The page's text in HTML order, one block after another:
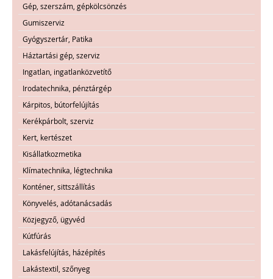
Gép, szerszám, gépkölcsönzés
Gumiszerviz
Gyógyszertár, Patika
Háztartási gép, szerviz
Ingatlan, ingatlanközvetítő
Irodatechnika, pénztárgép
Kárpitos, bútorfelújítás
Kerékpárbolt, szerviz
Kert, kertészet
Kisállatkozmetika
Klímatechnika, légtechnika
Konténer, sittszállítás
Könyvelés, adótanácsadás
Közjegyző, ügyvéd
Kútfúrás
Lakásfelújítás, házépítés
Lakástextil, szőnyeg